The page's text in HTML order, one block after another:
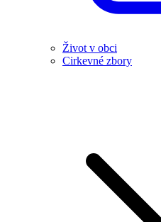
Život v obci
Cirkevné zbory